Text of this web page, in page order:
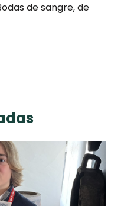
de sangre, de